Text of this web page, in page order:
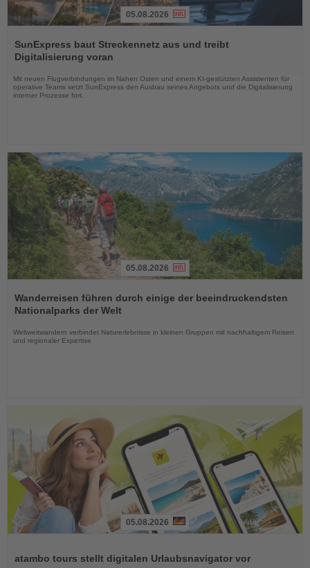
Sie
die
Nachrichten
05.08.2026
SunExpress baut Streckennetz aus und treibt
Digitalisierung voran
Mit neuen Flugverbindungen im Nahen Osten und einem KI-gestützten Assistenten für
operative Teams setzt SunExpress den Ausbau seines Angebots und die Digitalisierung
interner Prozesse fort.
Sie
die
Nachrichten
05.08.2026
Wanderreisen führen durch einige der beeindruckendsten
Nationalparks der Welt
Weltweitwandern verbindet Naturerlebnisse in kleinen Gruppen mit nachhaltigem Reisen
und regionaler Expertise
die
05.08.2026
atambo tours stellt digitalen Urlaubsnavigator vor